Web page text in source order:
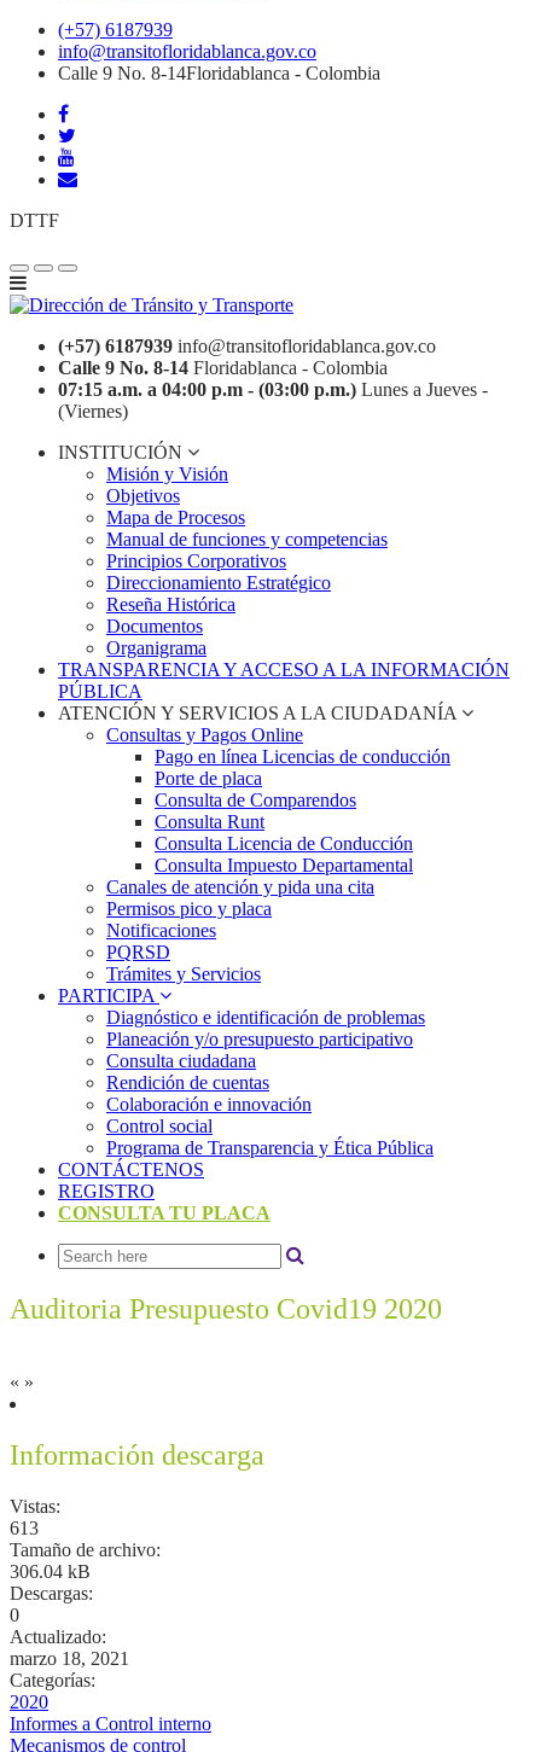
(+57) 6187939
info@transitofloridablanca.gov.co
Calle 9 No. 8-14Floridablanca - Colombia
DTTF
(+57) 6187939 info@transitofloridablanca.gov.co
Calle 9 No. 8-14 Floridablanca - Colombia
07:15 a.m. a 04:00 p.m - (03:00 p.m.) Lunes a Jueves -
(Viernes)
INSTITUCIÓN
Misión y Visión
Objetivos
Mapa de Procesos
Manual de funciones y competencias
Principios Corporativos
Direccionamiento Estratégico
Reseña Histórica
Documentos
Organigrama
TRANSPARENCIA Y ACCESO A LA INFORMACIÓN
PÚBLICA
ATENCIÓN Y SERVICIOS A LA CIUDADANÍA
Consultas y Pagos Online
Pago en línea Licencias de conducción
Porte de placa
Consulta de Comparendos
Consulta Runt
Consulta Licencia de Conducción
Consulta Impuesto Departamental
Canales de atención y pida una cita
Permisos pico y placa
Notificaciones
PQRSD
Trámites y Servicios
PARTICIPA
Diagnóstico e identificación de problemas
Planeación y/o presupuesto participativo​
Consulta ciudadana
Rendición de cuentas
Colaboración e innovación
Control social
Programa de Transparencia y Ética Pública
CONTÁCTENOS
REGISTRO
CONSULTA TU PLACA
Auditoria Presupuesto Covid19 2020
« »
Información descarga
Vistas:
613
Tamaño de archivo:
306.04 kB
Descargas:
0
Actualizado:
marzo 18, 2021
Categorías:
2020
Informes a Control interno
Mecanismos de control